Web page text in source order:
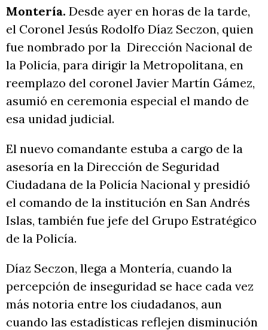
Montería. Desde ayer en horas de la tarde,
el Coronel Jesús Rodolfo Díaz Seczon, quien
fue nombrado por la Dirección Nacional de
la Policía, para dirigir la Metropolitana, en
reemplazo del coronel Javier Martín Gámez,
asumió en ceremonia especial el mando de
esa unidad judicial.
El nuevo comandante estuba a cargo de la
asesoría en la Dirección de Seguridad
Ciudadana de la Policía Nacional y presidió
el comando de la institución en San Andrés
Islas, también fue jefe del Grupo Estratégico
de la Policía.
Díaz Seczon, llega a Montería, cuando la
percepción de inseguridad se hace cada vez
más notoria entre los ciudadanos, aun
cuando las estadísticas reflejen disminución